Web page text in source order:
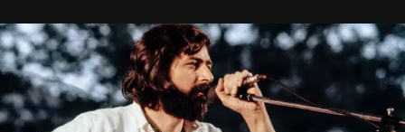
uno dei documenti più contemporanei che abbiamo.